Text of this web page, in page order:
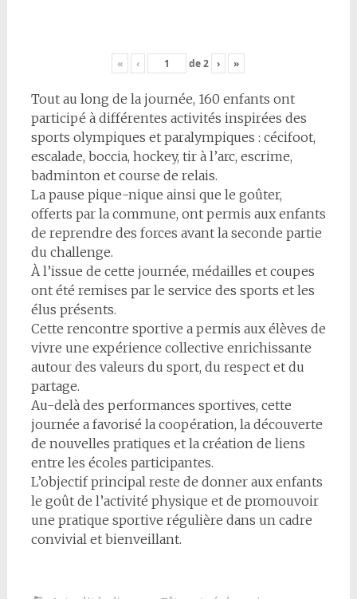
« ‹ de2 › »
Tout au long de la journée, 160 enfants ont
participé à différentes activités inspirées des
sports olympiques et paralympiques : cécifoot,
escalade, boccia, hockey, tir à l’arc, escrime,
badminton et course de relais.
La pause pique-nique ainsi que le goûter,
offerts par la commune, ont permis aux enfants
de reprendre des forces avant la seconde partie
du challenge.
À l’issue de cette journée, médailles et coupes
ont été remises par le service des sports et les
élus présents.
Cette rencontre sportive a permis aux élèves de
vivre une expérience collective enrichissante
autour des valeurs du sport, du respect et du
partage.
Au-delà des performances sportives, cette
journée a favorisé la coopération, la découverte
de nouvelles pratiques et la création de liens
entre les écoles participantes.
L’objectif principal reste de donner aux enfants
le goût de l’activité physique et de promouvoir
une pratique sportive régulière dans un cadre
convivial et bienveillant.